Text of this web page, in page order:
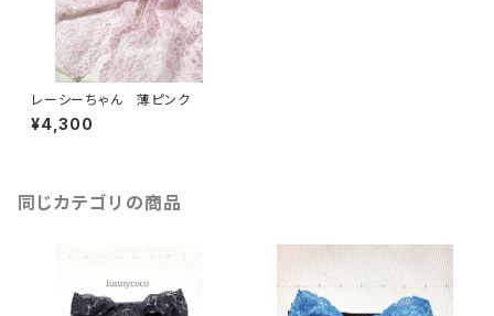
レーシーちゃん 薄ピンク
¥4,300
同じカテゴリの商品